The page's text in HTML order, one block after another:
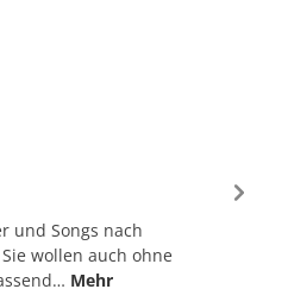
und Songs nach
wollen auch ohne
Mehr